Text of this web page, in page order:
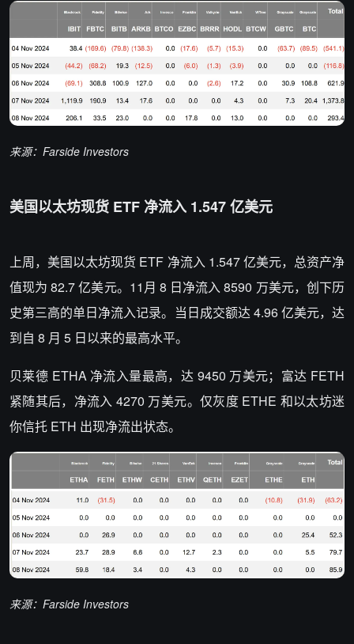
来源：Farside Investors
美国以太坊现货 ETF 净流入 1.547亿美元
上周，美国以太坊现货 ETF 净流入1.547亿美元，总资产净
值现为 82.7 亿美元。11月 8 日净流入 8590 万美元，创下历
史第三高的单日净流入记录。当日成交额达 4.96 亿美元，达
到自 8 月 5 日以来的最高水平。
贝莱德 ETHA 净流入量最高，达 9450 万美元；富达 FETH
紧随其后，净流入 4270 万美元。仅灰度 ETHE 和以太坊迷
你信托 ETH 出现净流出状态。
来源：Farside Investors